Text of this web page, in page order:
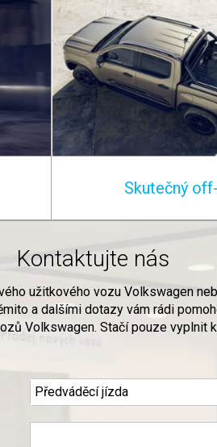
specifikace Amarok Life. Další výbava
podařilo se skloubit charakter
volantu, který jakoby z oka
o úhlopříčce
12 palců(ve standardu
Skutečný
Kontaktujte nás
užitkového vozu Volkswagen
a dalšími dotazy vám rádi
Volkswagen. Stačí pouze vyplnit